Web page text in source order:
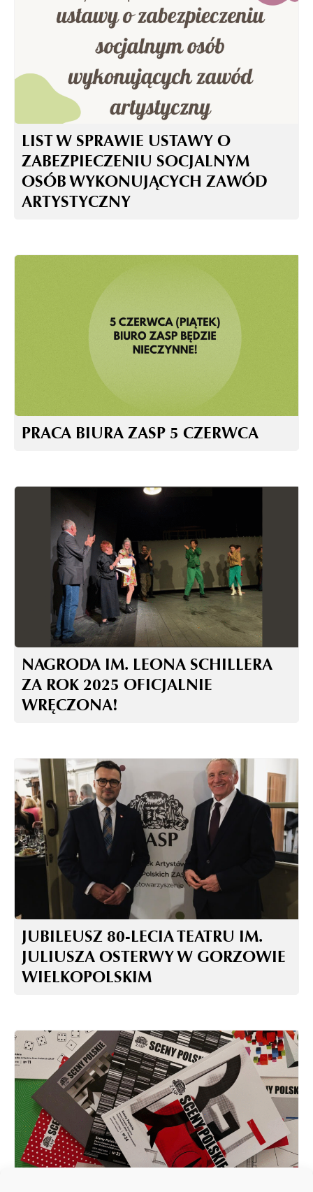
LIST W SPRAWIE USTAWY O
ZABEZPIECZENIU SOCJALNYM
OSÓB WYKONUJĄCYCH ZAWÓD
ARTYSTYCZNY
PRACA BIURA ZASP 5 CZERWCA
NAGRODA IM. LEONA SCHILLERA
ZA ROK 2025 OFICJALNIE
WRĘCZONA!
JUBILEUSZ 80-LECIA TEATRU IM.
JULIUSZA OSTERWY W GORZOWIE
WIELKOPOLSKIM